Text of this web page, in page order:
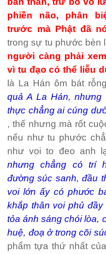
phiền não, phân
trước mà Phật đã
trong sự tu phước bèn
người càng phải
vì tu đạo có thể liễu
là La Hán ôm bát rỗng
quả A La Hán,
thực chẳng ai cúng
, thế nhưng mà rốt
nếu như tu phước
như voi to đeo anh
nhưng chẳng có trí
đường súc sanh, đầu
voi lớn ấy có phước
khắp thân voi phủ
tỏa ánh sáng chói lòa,
huệ, đoạ ở trong cõi
phẩm tựa thứ nhất